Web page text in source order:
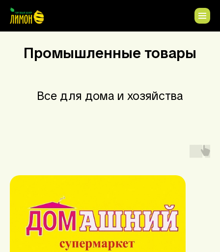
Промышленные товары
Все для дома и хозяйства